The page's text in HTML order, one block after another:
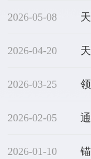
2026-05-08 天
2026-04-20 天
2026-03-25 领
2026-02-05 通
2026-01-10 锚